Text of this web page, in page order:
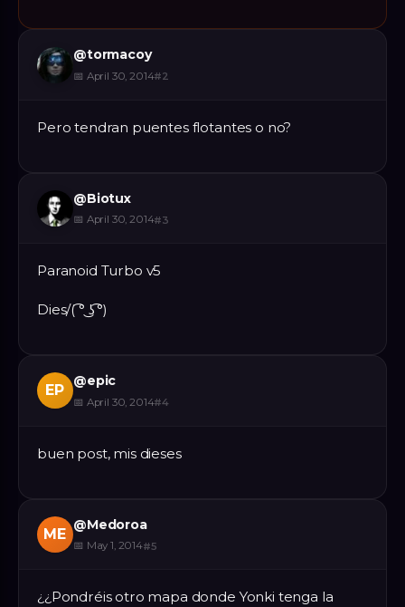
@tormacoy
📅 April 30, 2014#2
Pero tendran puentes flotantes o no?
@Biotux
📅 April 30, 2014#3
Paranoid Turbo v5
Dies/( ͡° ͜ʖ ͡°)
EP
@epic
📅 April 30, 2014#4
buen post, mis dieses
ME
@Medoroa
📅 May 1, 2014#5
¿¿Pondréis otro mapa donde Yonki tenga la